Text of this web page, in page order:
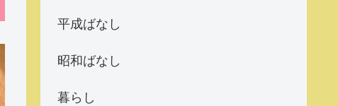
平成ばなし
昭和ばなし
暮らし